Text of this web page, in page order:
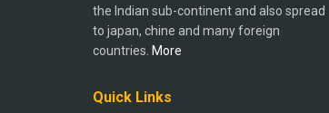
the Indian sub-continent and also spread
to japan, chine and many foreign
countries. More
Quick Links